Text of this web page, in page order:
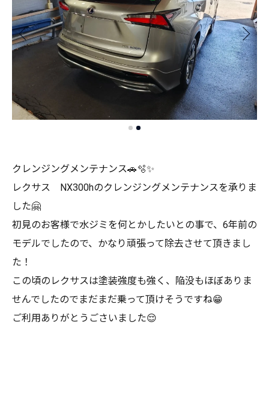
クレンジングメンテナンス🚗🫧✨
レクサス NX300hのクレンジングメンテナンスを承りま
した🤗
初見のお客様で水ジミを何とかしたいとの事で、6年前の
モデルでしたので、かなり頑張って除去させて頂きまし
た！
この頃のレクサスは塗装強度も強く、陥没もほぼありま
せんでしたのでまだまだ乗って頂けそうですね😁
ご利用ありがとうごさいました😌